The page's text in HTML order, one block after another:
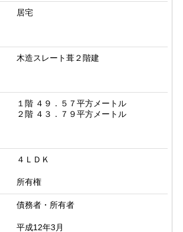
居宅
木造スレート葺２階建
１階 ４９．５７平方メートル
２階 ４３．７９平方メートル
４ＬＤＫ
所有権
債務者・所有者
平成12年3月